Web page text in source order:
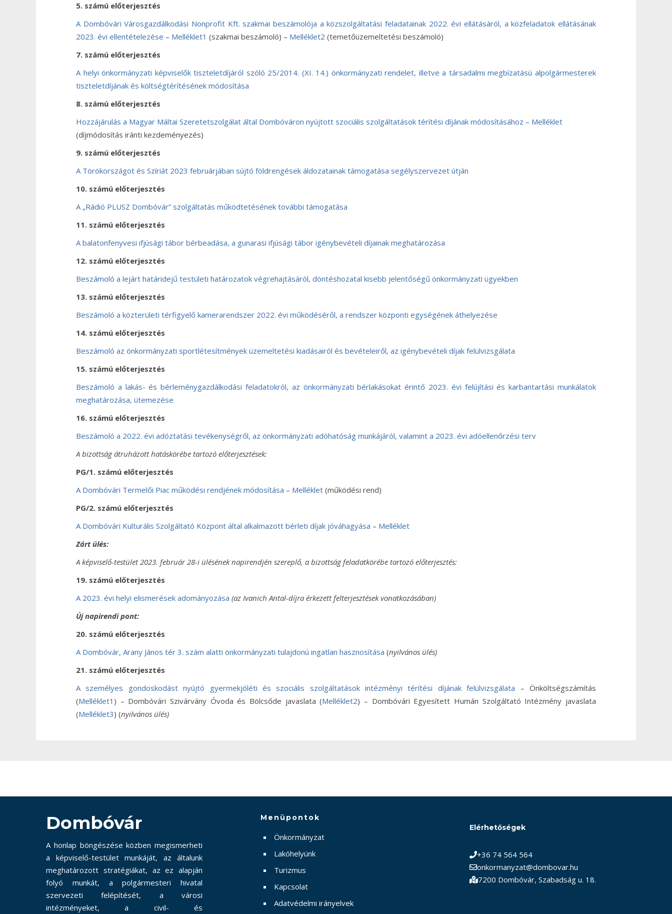
5. számú előterjesztés
A Dombóvári Városgazdálkodási Nonprofit Kft. szakmai beszámolója a közszolgáltatási feladatainak 2022. évi ellátásáról, a közfeladatok ellátásának
2023. évi ellentételezése – Melléklet1 (szakmai beszámoló) – Melléklet2 (temetőüzemeltetési beszámoló)
7. számú előterjesztés
A helyi önkormányzati képviselők tiszteletdíjáról szóló 25/2014. (XI. 14.) önkormányzati rendelet, illetve a társadalmi megbízatású alpolgármesterek
tiszteletdíjának és költségtérítésének módosítása
8. számú előterjesztés
Hozzájárulás a Magyar Máltai Szeretetszolgálat által Dombóváron nyújtott szociális szolgáltatások térítési díjának módosításához – Melléklet
(díjmódosítás iránti kezdeményezés)
9. számú előterjesztés
A Törökországot és Szíriát 2023 februárjában sújtó földrengések áldozatainak támogatása segélyszervezet útján
10. számú előterjesztés
A „Rádió PLUSZ Dombóvár” szolgáltatás működtetésének további támogatása
11. számú előterjesztés
A balatonfenyvesi ifjúsági tábor bérbeadása, a gunarasi ifjúsági tábor igénybevételi díjainak meghatározása
12. számú előterjesztés
Beszámoló a lejárt határidejű testületi határozatok végrehajtásáról, döntéshozatal kisebb jelentőségű önkormányzati ügyekben
13. számú előterjesztés
Beszámoló a közterületi térfigyelő kamerarendszer 2022. évi működéséről, a rendszer központi egységének áthelyezése
14. számú előterjesztés
Beszámoló az önkormányzati sportlétesítmények üzemeltetési kiadásairól és bevételeiről, az igénybevételi díjak felülvizsgálata
15. számú előterjesztés
Beszámoló a lakás- és bérleménygazdálkodási feladatokról, az önkormányzati bérlakásokat érintő 2023. évi felújítási és karbantartási munkálatok
meghatározása, ütemezése
16. számú előterjesztés
Beszámoló a 2022. évi adóztatási tevékenységről, az önkormányzati adóhatóság munkájáról, valamint a 2023. évi adóellenőrzési terv
A bizottság átruházott hatáskörébe tartozó előterjesztések:
PG/1. számú előterjesztés
A Dombóvári Termelői Piac működési rendjének módosítása – Melléklet (működési rend)
PG/2. számú előterjesztés
A Dombóvári Kulturális Szolgáltató Központ által alkalmazott bérleti díjak jóváhagyása – Melléklet
Zárt ülés:
A képviselő-testület 2023. február 28-i ülésének napirendjén szereplő, a bizottság feladatkörébe tartozó előterjesztés:
19. számú előterjesztés
A 2023. évi helyi elismerések adományozása (az Ivanich Antal-díjra érkezett felterjesztések vonatkozásában)
Új napirendi pont:
20. számú előterjesztés
A Dombóvár, Arany János tér 3. szám alatti önkormányzati tulajdonú ingatlan hasznosítása (nyilvános ülés)
21. számú előterjesztés
A személyes gondoskodást nyújtó gyermekjóléti és szociális szolgáltatások intézményi térítési díjának felülvizsgálata – Önköltségszámítás
(Melléklet1 ) – Dombóvári Szivárvány Óvoda és Bölcsőde javaslata (Melléklet2) – Dombóvári Egyesített Humán Szolgáltató Intézmény javaslata
(Melléklet3) (nyilvános ülés)
Dombóvár
A honlap böngészése közben megismerheti
a képviselő-testület munkáját, az általunk
meghatározott stratégiákat, az ez alapján
folyó munkát, a polgármesteri hivatal
szervezeti felépítését, a városi
intézményeket, a civil- és
Menüpontok
Önkormányzat
Lakóhelyünk
Turizmus
Kapcsolat
Adatvédelmi irányelvek
Elérhetőségek
+36 74 564 564
onkormanyzat@dombovar.hu
7200 Dombóvár, Szabadság u. 18.